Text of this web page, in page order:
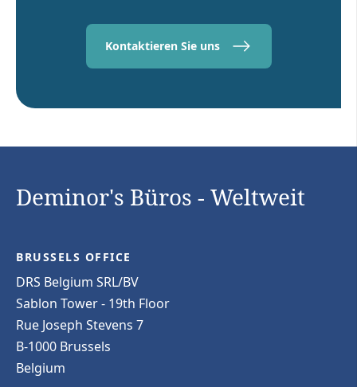
Kontaktieren Sie uns
Deminor's Büros - Weltweit
BRUSSELS OFFICE
DRS Belgium SRL/BV
Sablon Tower - 19th Floor
Rue Joseph Stevens 7
B-1000 Brussels
Belgium